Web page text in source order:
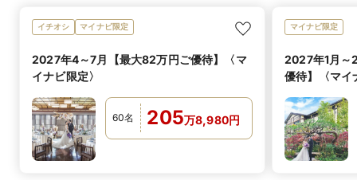
箸対応
可
世代のゲストにもお料理を愉しんでいただけるよう、
カッティングが必要な方には個別対応も行っております
お子様料理 可
イチオシ マイナビ限定
2027年4～7月【最大82万円ご優待】〈マ
イナビ限定〉
60名 205万8,980円
マイナビ限定
2027年1月～
優待】〈マイ